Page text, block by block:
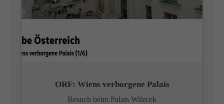
ORF: Wiens verborgene Palais
Besuch beim Palais Wilzcek